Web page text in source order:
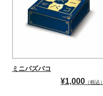
ミニパズバコ
¥1,000 （税込）